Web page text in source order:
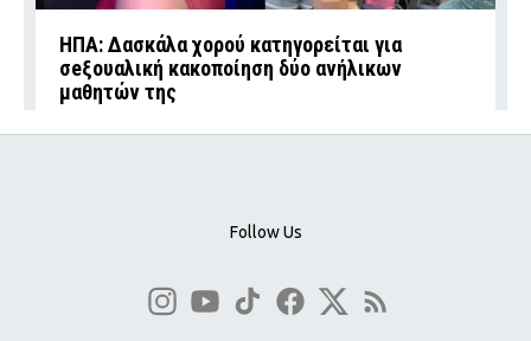
ΗΠΑ: Δασκάλα χορού κατηγορείται για
σeξουαλική κακοποίηση δύο ανήλικων
μαθητών της
Follow Us